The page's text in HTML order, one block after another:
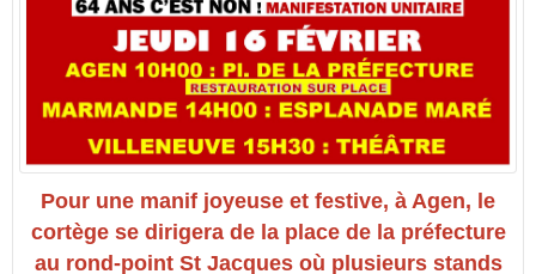
Pour une manif joyeuse et festive, à Agen, le
cortège se dirigera de la place de la préfecture
au rond-point St Jacques où plusieurs stands